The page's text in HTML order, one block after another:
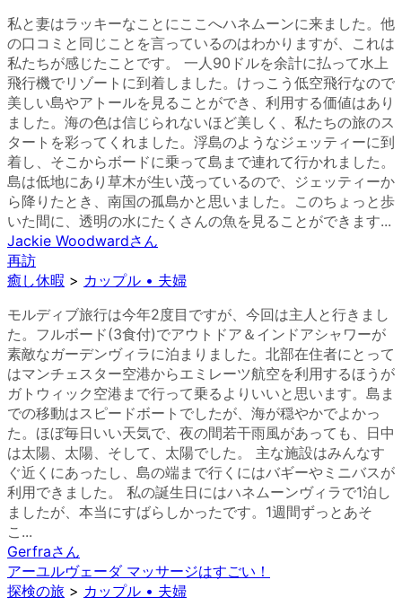
私と妻はラッキーなことにここへハネムーンに来ました。他
の口コミと同じことを言っているのはわかりますが、これは
私たちが感じたことです。 一人90ドルを余計に払って水上
飛行機でリゾートに到着しました。けっこう低空飛行なので
美しい島やアトールを見ることができ、利用する価値はあり
ました。海の色は信じられないほど美しく、私たちの旅のス
タートを彩ってくれました。浮島のようなジェッティーに到
着し、そこからボードに乗って島まで連れて行かれました。
島は低地にあり草木が生い茂っているので、ジェッティーか
ら降りたとき、南国の孤島かと思いました。このちょっと歩
いた間に、透明の水にたくさんの魚を見ることができます...
Jackie Woodwardさん
再訪
癒し休暇 > カップル • 夫婦
モルディブ旅行は今年2度目ですが、今回は主人と行きまし
た。フルボード(3食付)でアウトドア＆インドアシャワーが
素敵なガーデンヴィラに泊まりました。北部在住者にとって
はマンチェスター空港からエミレーツ航空を利用するほうが
ガトウィック空港まで行って乗るよりいいと思います。島ま
での移動はスピードボートでしたが、海が穏やかでよかっ
た。ほぼ毎日いい天気で、夜の間若干雨風があっても、日中
は太陽、太陽、そして、太陽でした。 主な施設はみんなす
ぐ近くにあったし、島の端まで行くにはバギーやミニバスが
利用できました。 私の誕生日にはハネムーンヴィラで1泊し
ましたが、本当にすばらしかったです。1週間ずっとあそ
こ...
Gerfraさん
アーユルヴェーダ マッサージはすごい！
探検の旅 > カップル • 夫婦